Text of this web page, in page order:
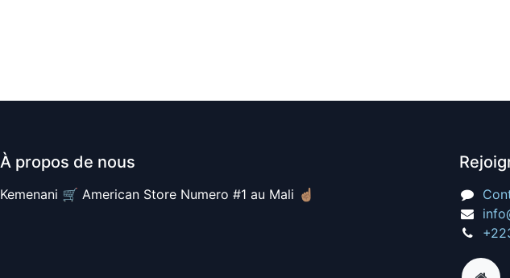
À propos de nous
Kemenani 🛒 American Store Numero #1 au Mali ☝🏽